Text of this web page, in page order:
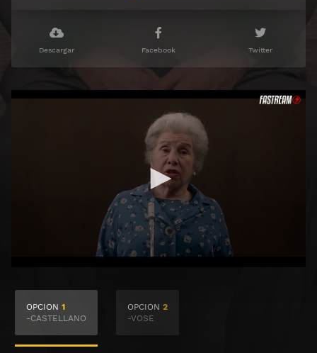
Descargar Facebook Twitter
🔒 Acceso Requerido
Haz clic 3 veces en el botón para desbloquear el
contenido
OPCION 1
-CASTELLANO
OPCION 2
-VOSE